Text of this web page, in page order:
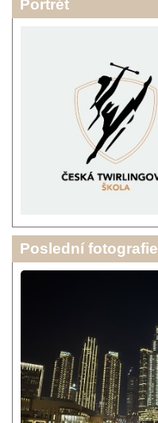
Portrét
Poslední fotografie